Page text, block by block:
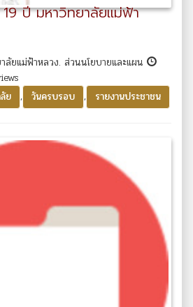
19 ปี มหาวิทยาลัยแม่ฟ้า
ลัยแม่ฟ้าหลวง. ส่วนนโยบายและแผน
ย
, วันครบรอบ , รายงานประชาชน